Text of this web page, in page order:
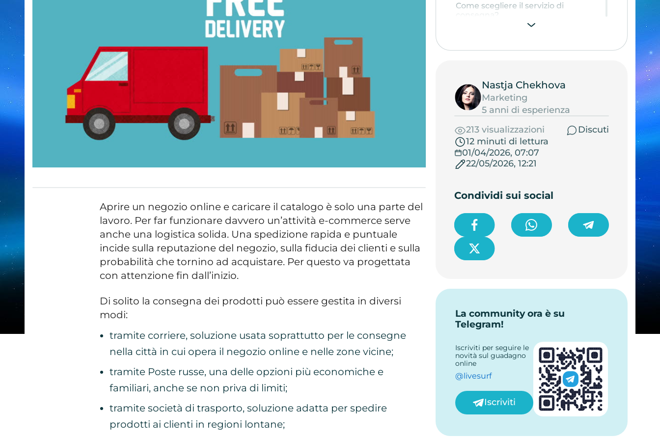
Aprire un negozio online e caricare il catalogo è solo una parte del
lavoro. Per far funzionare davvero un’attività e-commerce serve
anche una logistica solida. Una spedizione rapida e puntuale
incide sulla reputazione del negozio, sulla fiducia dei clienti e sulla
probabilità che tornino ad acquistare. Per questo va progettata
con attenzione fin dall’inizio.
Di solito la consegna dei prodotti può essere gestita in diversi
modi:
tramite corriere, soluzione usata soprattutto per le consegne
nella città in cui opera il negozio online e nelle zone vicine;
tramite Poste russe, una delle opzioni più economiche e
familiari, anche se non priva di limiti;
tramite società di trasporto, soluzione adatta per spedire
prodotti ai clienti in regioni lontane;
Come scegliere il servizio di
consegna?
Nastja Chekhova
Marketing
5 anni di esperienza
213 visualizzazioni
Discuti
12 minuti di lettura
01/04/2026, 07:07
22/05/2026, 12:21
Condividi sui social
La community ora è su
Telegram!
Iscriviti per seguire le
novità sul guadagno
online
@livesurf
Iscriviti